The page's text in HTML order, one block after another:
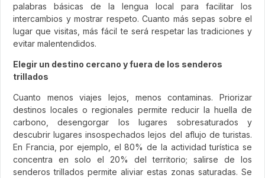
palabras básicas de la lengua local para facilitar los
intercambios y mostrar respeto. Cuanto más sepas sobre el
lugar que visitas, más fácil te será respetar las tradiciones y
evitar malentendidos.
Elegir un destino cercano y fuera de los senderos
trillados
Cuanto menos viajes lejos, menos contaminas. Priorizar
destinos locales o regionales permite reducir la huella de
carbono, desengorgar los lugares sobresaturados y
descubrir lugares insospechados lejos del aflujo de turistas.
En Francia, por ejemplo, el 80% de la actividad turística se
concentra en solo el 20% del territorio; salirse de los
senderos trillados permite aliviar estas zonas saturadas. Se